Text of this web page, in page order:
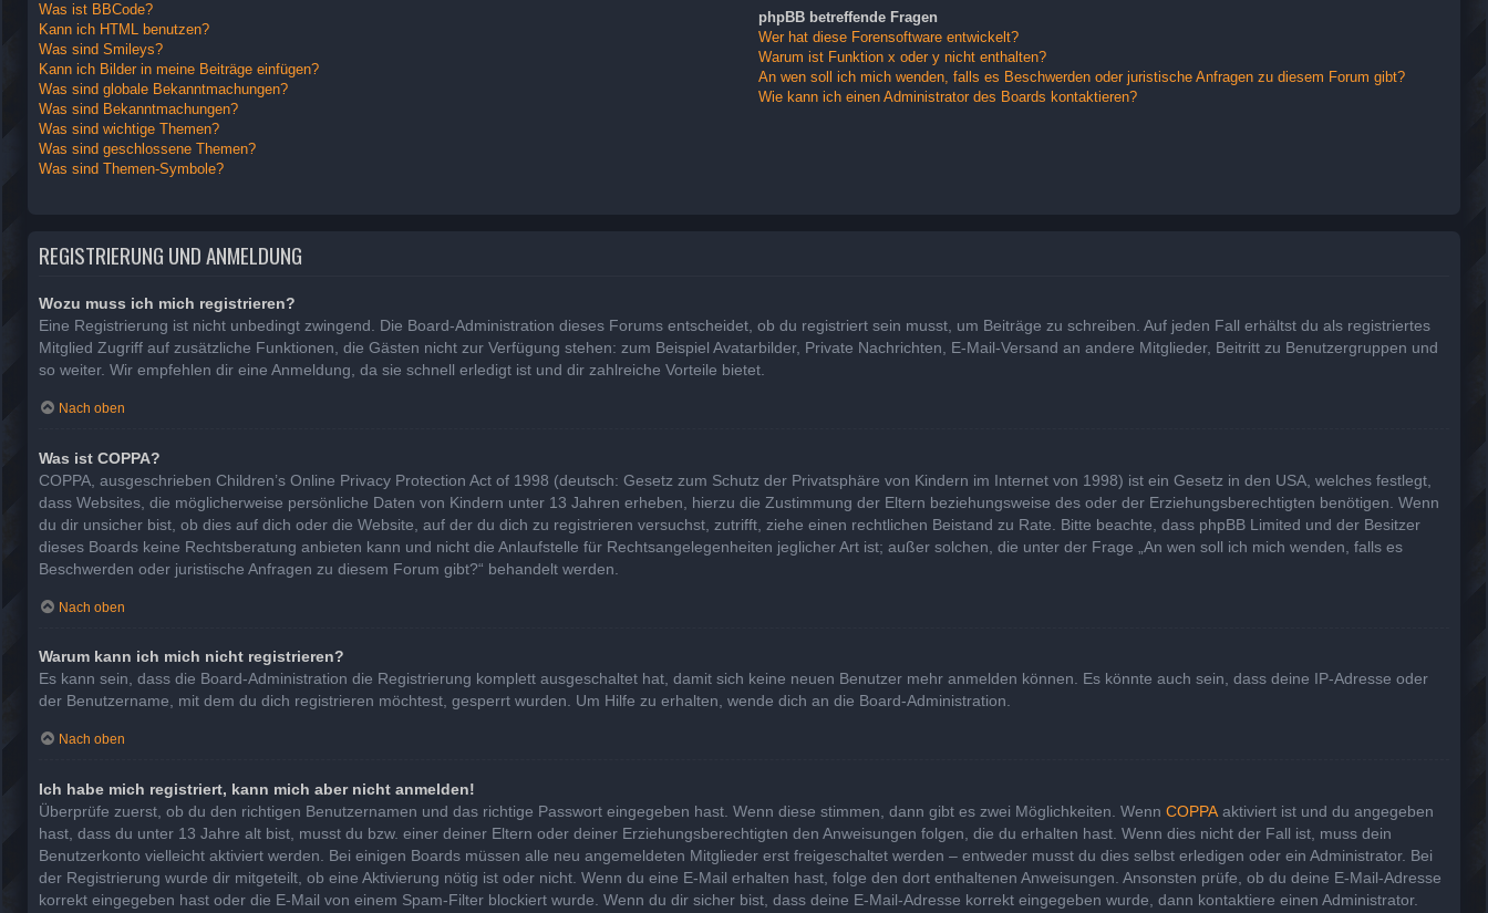
Was ist BBCode?
Kann ich HTML benutzen?
Was sind Smileys?
Kann ich Bilder in meine Beiträge einfügen?
Was sind globale Bekanntmachungen?
Was sind Bekanntmachungen?
Was sind wichtige Themen?
Was sind geschlossene Themen?
Was sind Themen-Symbole?
phpBB betreffende Fragen
Wer hat diese Forensoftware entwickelt?
Warum ist Funktion x oder y nicht enthalten?
An wen soll ich mich wenden, falls es Beschwerden oder juristische Anfragen zu diesem Forum gibt?
Wie kann ich einen Administrator des Boards kontaktieren?
REGISTRIERUNG UND ANMELDUNG
Wozu muss ich mich registrieren?
Eine Registrierung ist nicht unbedingt zwingend. Die Board-Administration dieses Forums entscheidet, ob du registriert sein musst, um Beiträge zu schreiben. Auf jeden Fall erhältst du als registriertes
Mitglied Zugriff auf zusätzliche Funktionen, die Gästen nicht zur Verfügung stehen: zum Beispiel Avatarbilder, Private Nachrichten, E-Mail-Versand an andere Mitglieder, Beitritt zu Benutzergruppen und
so weiter. Wir empfehlen dir eine Anmeldung, da sie schnell erledigt ist und dir zahlreiche Vorteile bietet.
Nach oben
Was ist COPPA?
COPPA, ausgeschrieben Children’s Online Privacy Protection Act of 1998 (deutsch: Gesetz zum Schutz der Privatsphäre von Kindern im Internet von 1998) ist ein Gesetz in den USA, welches festlegt,
dass Websites, die möglicherweise persönliche Daten von Kindern unter 13 Jahren erheben, hierzu die Zustimmung der Eltern beziehungsweise des oder der Erziehungsberechtigten benötigen. Wenn
du dir unsicher bist, ob dies auf dich oder die Website, auf der du dich zu registrieren versuchst, zutrifft, ziehe einen rechtlichen Beistand zu Rate. Bitte beachte, dass phpBB Limited und der Besitzer
dieses Boards keine Rechtsberatung anbieten kann und nicht die Anlaufstelle für Rechtsangelegenheiten jeglicher Art ist; außer solchen, die unter der Frage „An wen soll ich mich wenden, falls es
Beschwerden oder juristische Anfragen zu diesem Forum gibt?“ behandelt werden.
Nach oben
Warum kann ich mich nicht registrieren?
Es kann sein, dass die Board-Administration die Registrierung komplett ausgeschaltet hat, damit sich keine neuen Benutzer mehr anmelden können. Es könnte auch sein, dass deine IP-Adresse oder
der Benutzername, mit dem du dich registrieren möchtest, gesperrt wurden. Um Hilfe zu erhalten, wende dich an die Board-Administration.
Nach oben
Ich habe mich registriert, kann mich aber nicht anmelden!
Überprüfe zuerst, ob du den richtigen Benutzernamen und das richtige Passwort eingegeben hast. Wenn diese stimmen, dann gibt es zwei Möglichkeiten. Wenn COPPA aktiviert ist und du angegeben
hast, dass du unter 13 Jahre alt bist, musst du bzw. einer deiner Eltern oder deiner Erziehungsberechtigten den Anweisungen folgen, die du erhalten hast. Wenn dies nicht der Fall ist, muss dein
Benutzerkonto vielleicht aktiviert werden. Bei einigen Boards müssen alle neu angemeldeten Mitglieder erst freigeschaltet werden – entweder musst du dies selbst erledigen oder ein Administrator. Bei
der Registrierung wurde dir mitgeteilt, ob eine Aktivierung nötig ist oder nicht. Wenn du eine E-Mail erhalten hast, folge den dort enthaltenen Anweisungen. Ansonsten prüfe, ob du deine E-Mail-Adresse
korrekt eingegeben hast oder die E-Mail von einem Spam-Filter blockiert wurde. Wenn du dir sicher bist, dass deine E-Mail-Adresse korrekt eingegeben wurde, dann kontaktiere einen Administrator.